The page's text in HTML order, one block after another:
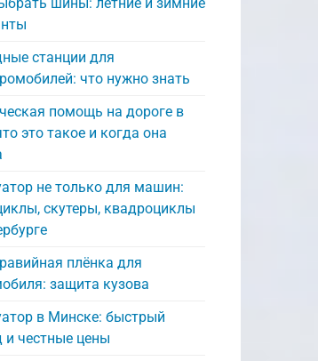
станции для
что нужно знать
помощь на дороге в
это такое и когда она
не только для машин:
скутеры, квадроциклы
плёнка для
защита кузова
в Минске: быстрый
и честные цены